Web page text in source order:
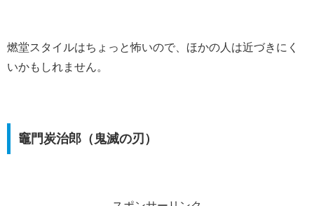
燃堂スタイルはちょっと怖いので、ほかの人は近づきにく
いかもしれません。
竈門炭治郎（鬼滅の刃）